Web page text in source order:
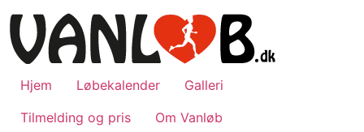
til
indhold
Hjem Løbekalender
Galleri
Tilmelding og pris
Om Vanløb